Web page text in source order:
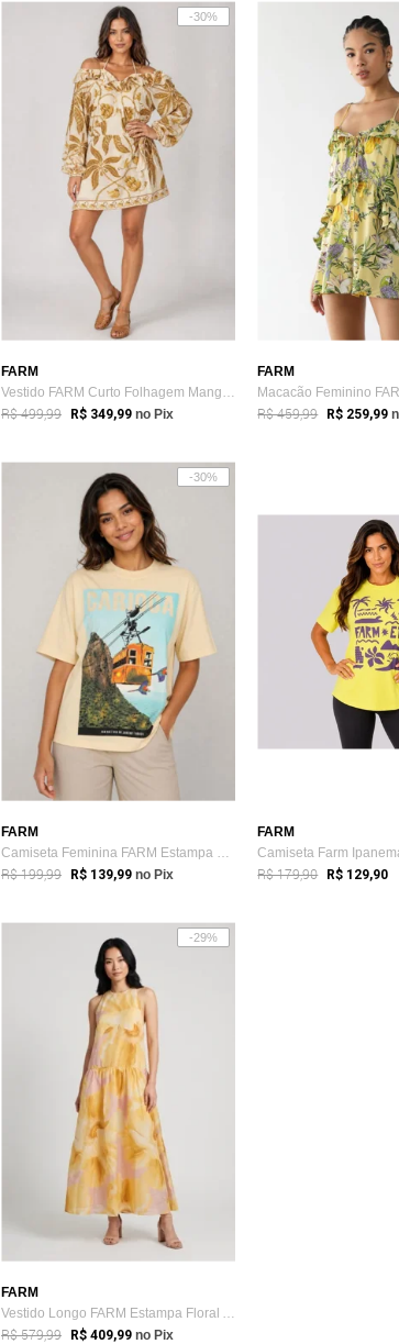
-30%
FARM
Vestido FARM Curto Folhagem Manga Longa Amarelo
R$ 499,99 R$ 349,99 no Pix
FARM
R$ 459,99 R$ 259,99
-30%
FARM
Camiseta Feminina FARM Estampa Gráfica Amarela
R$ 199,99 R$ 139,99 no Pix
FARM
R$ 179,90 R$ 129,90
-29%
FARM
Vestido Longo FARM Estampa Floral Amarelo
R$ 579,99 R$ 409,99 no Pix